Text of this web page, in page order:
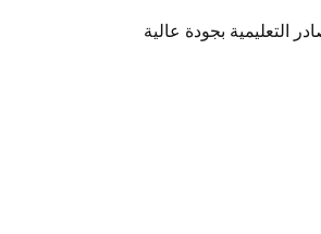
التعليمية بجودة عالية